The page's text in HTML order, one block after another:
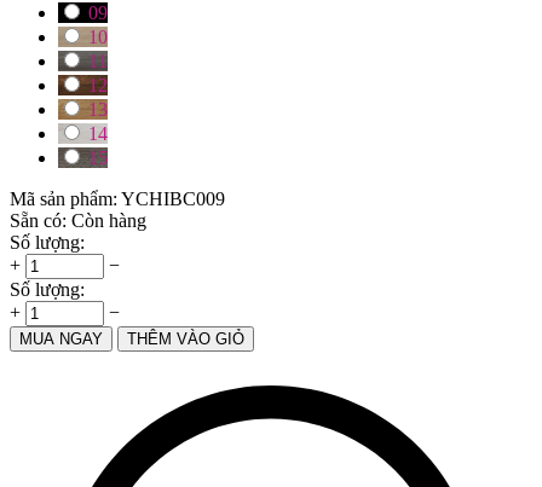
09
10
11
12
13
14
15
Mã sản phẩm: YCHIBC009
Sẵn có: Còn hàng
Số lượng:
+
−
Số lượng:
+
−
MUA NGAY THÊM VÀO GIỎ